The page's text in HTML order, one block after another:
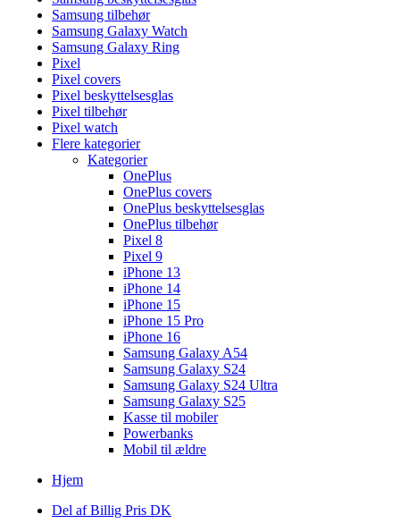
Samsung tilbehør
Samsung Galaxy Watch
Samsung Galaxy Ring
Pixel
Pixel covers
Pixel beskyttelsesglas
Pixel tilbehør
Pixel watch
Flere kategorier
Kategorier
OnePlus
OnePlus covers
OnePlus beskyttelsesglas
OnePlus tilbehør
Pixel 8
Pixel 9
iPhone 13
iPhone 14
iPhone 15
iPhone 15 Pro
iPhone 16
Samsung Galaxy A54
Samsung Galaxy S24
Samsung Galaxy S24 Ultra
Samsung Galaxy S25
Kasse til mobiler
Powerbanks
Mobil til ældre
Hjem
Del af Billig Pris DK